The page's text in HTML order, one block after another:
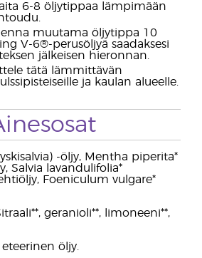
6-8 öljytippaa lämpimään
muutama öljytippa 10
V-6®-perusöljyä saadaksesi
jälkeisen hieronnan.
tätä lämmittävän
ja kaulan alueelle.
-öljy, Mentha piperita*
Salvia lavandulifolia*
Foeniculum vulgare*
geranioli**, limoneeni**,
öljy.